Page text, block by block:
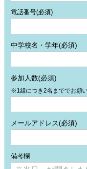
電話番号(必須)
中学校名・学年(必須)
参加人数(必須)
※1組につき2名まででお願
メールアドレス(必須)
備考欄